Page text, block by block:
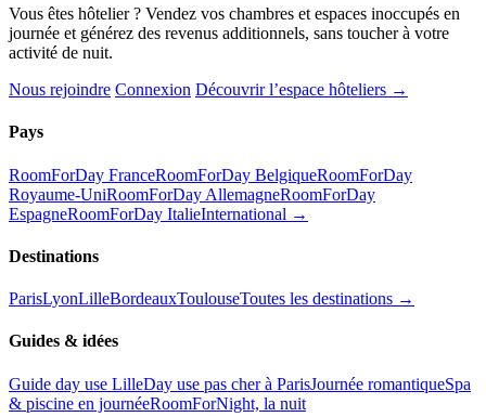
Vous êtes hôtelier ? Vendez vos chambres et espaces inoccupés en
journée et générez des revenus additionnels, sans toucher à votre
activité de nuit.
Nous rejoindre Connexion Découvrir l’espace hôteliers →
Pays
RoomForDay FranceRoomForDay BelgiqueRoomForDay
Royaume-UniRoomForDay AllemagneRoomForDay
EspagneRoomForDay ItalieInternational →
Destinations
ParisLyonLilleBordeauxToulouseToutes les destinations →
Guides & idées
Guide day use LilleDay use pas cher à ParisJournée romantiqueSpa
& piscine en journéeRoomForNight, la nuit